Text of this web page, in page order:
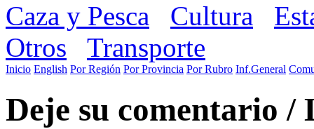
Caza y Pesca
Cultura
Otros
Transporte
Inicio English Por Región Por Provincia Por Rubro Inf.General
Deje su comentario /